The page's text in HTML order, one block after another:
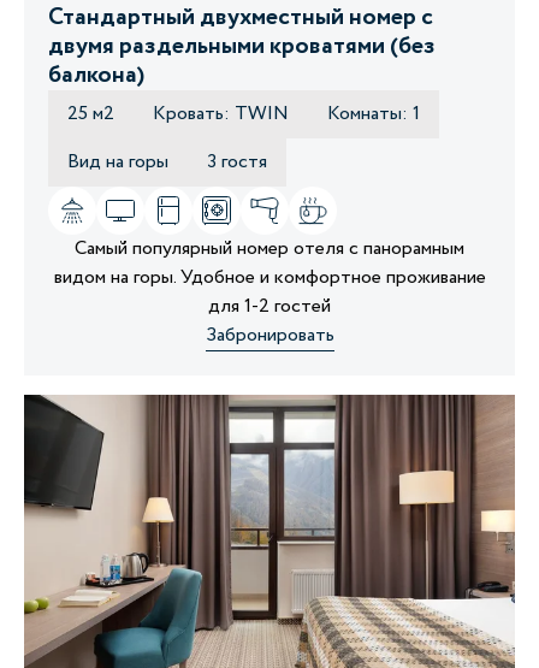
Стандартный двухместный номер с
двумя раздельными кроватями (без
балкона)
25 м2 Кровать: TWIN
Комнаты: 1
Вид на горы
3 гостя
Самый популярный номер отеля с панорамным
видом на горы. Удобное и комфортное проживание
для 1-2 гостей
Забронировать